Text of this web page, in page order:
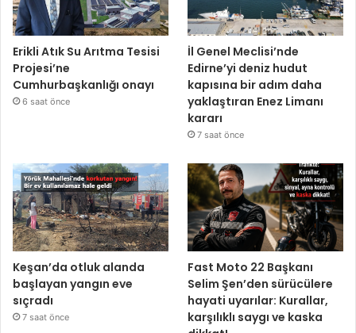
Erikli Atık Su Arıtma Tesisi
Projesi’ne
Cumhurbaşkanlığı onayı
6 saat önce
İl Genel Meclisi’nde
Edirne’yi deniz hudut
kapısına bir adım daha
yaklaştıran Enez Limanı
kararı
7 saat önce
Keşan’da otluk alanda
başlayan yangın eve
sıçradı
7 saat önce
Fast Moto 22 Başkanı
Selim Şen’den sürücülere
hayati uyarılar: Kurallar,
karşılıklı saygı ve kaska